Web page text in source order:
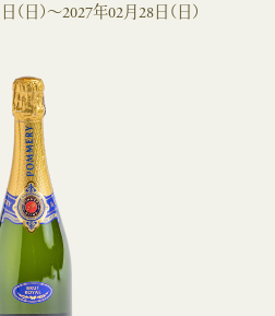
（日）～2027年02月28日（日）